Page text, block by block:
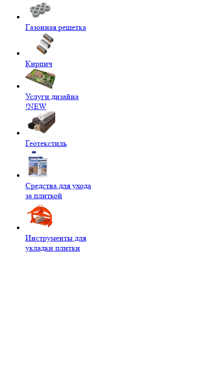
Газонная решетка
Кирпич
Услуги дизайна
!NEW
Геотекстиль
Средства для ухода
за плиткой
Инструменты для
укладки плитки